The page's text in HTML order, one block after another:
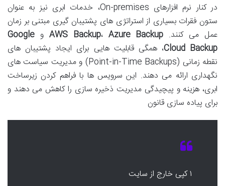
در کنار نرم افزارهای On-premises، خدمات ابری نیز به عنوان
ستون فقرات بسیاری از استراتژی های پشتیبان گیری مبتنی بر زمان
عمل می کنند.
AWS Backup، Azure Backup و Google
Cloud Backup، همگی قابلیت هایی برای ایجاد پشتیبان های
نقطه زمانی (Point-in-Time Backups) و مدیریت سیاست های
نگهداری ارائه می دهند. این سرویس ها با فراهم کردن زیرساخت
ابری، هزینه و پیچیدگی مدیریت ذخیره سازی را کاهش می دهند و
برای پیاده سازی قانون
۱ کپی خارج از سایت